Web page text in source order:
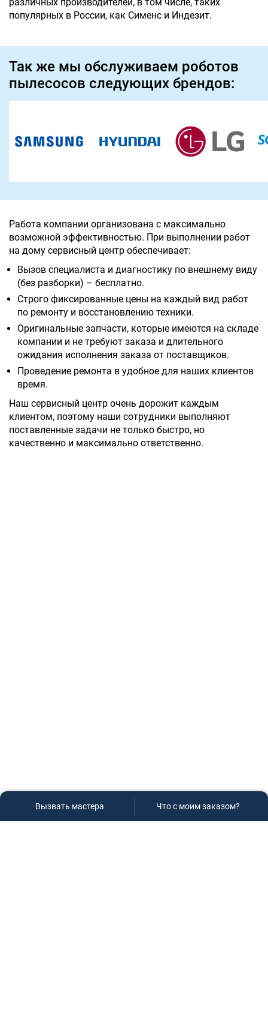
различных производителей, в том числе, таких
популярных в России, как Сименс и Индезит.
Так же мы обслуживаем роботов
пылесосов следующих брендов:
Работа компании организована с максимально
возможной эффективностью. При выполнении работ
на дому сервисный центр обеспечивает:
Вызов специалиста и диагностику по внешнему виду
(без разборки) – бесплатно.
Строго фиксированные цены на каждый вид работ
по ремонту и восстановлению техники.
Оригинальные запчасти, которые имеются на складе
компании и не требуют заказа и длительного
ожидания исполнения заказа от поставщиков.
Проведение ремонта в удобное для наших клиентов
время.
Наш сервисный центр очень дорожит каждым
клиентом, поэтому наши сотрудники выполняют
поставленные задачи не только быстро, но
качественно и максимально ответственно.
Вызвать мастера Что с моим заказом?